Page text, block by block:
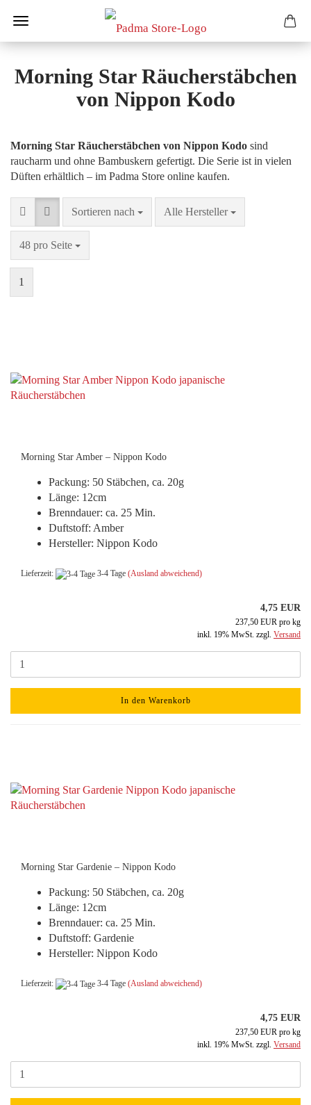
Morning Star Räucherstäbchen
von Nippon Kodo
Morning Star Räucherstäbchen von Nippon Kodo sind
raucharm und ohne Bambuskern gefertigt. Die Serie ist in vielen
Düften erhältlich – im Padma Store online kaufen.
Sortieren nach
Sortieren nach Alle Hersteller
pro Seite
48 pro Seite
pro Seite
1
Morning Star Amber – Nippon Kodo
Packung: 50 Stäbchen, ca. 20g
Länge: 12cm
Brenndauer: ca. 25 Min.
Duftstoff: Amber
Hersteller: Nippon Kodo
Lieferzeit: 3-4 Tage (Ausland abweichend)
4,75 EUR
237,50 EUR pro kg
inkl. 19% MwSt. zzgl. Versand
In den Warenkorb
Morning Star Gardenie – Nippon Kodo
Packung: 50 Stäbchen, ca. 20g
Länge: 12cm
Brenndauer: ca. 25 Min.
Duftstoff: Gardenie
Hersteller: Nippon Kodo
Lieferzeit: 3-4 Tage (Ausland abweichend)
4,75 EUR
237,50 EUR pro kg
inkl. 19% MwSt. zzgl. Versand